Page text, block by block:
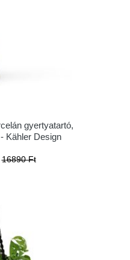
gyertyatartó,
Kähler Design
16890 Ft